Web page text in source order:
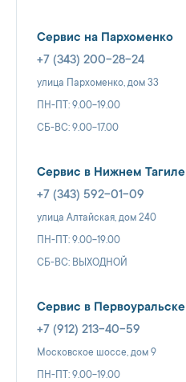
Сервис на Пархоменко
+7 (343) 200-28-24
улица Пархоменко, дом 33
ПН-ПТ: 9.00-19.00
СБ-ВС: 9.00-17.00
Сервис в Нижнем Тагиле
+7 (343) 592-01-09
улица Алтайская, дом 240
ПН-ПТ: 9.00-19.00
СБ-ВС: ВЫХОДНОЙ
Сервис в Первоуральске
+7 (912) 213-40-59
Московское шоссе, дом 9
ПН-ПТ: 9.00-19.00